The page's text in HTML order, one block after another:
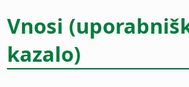
Vnosi
kazalo)